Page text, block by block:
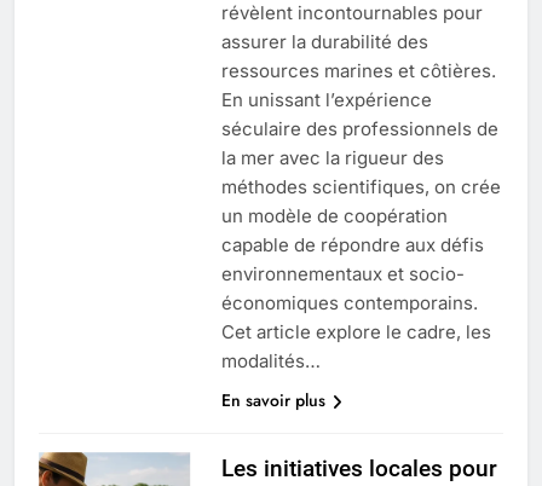
révèlent incontournables pour
assurer la durabilité des
ressources marines et côtières.
En unissant l’expérience
séculaire des professionnels de
la mer avec la rigueur des
méthodes scientifiques, on crée
un modèle de coopération
capable de répondre aux défis
environnementaux et socio-
économiques contemporains.
Cet article explore le cadre, les
modalités…
En savoir plus
Les initiatives locales pour